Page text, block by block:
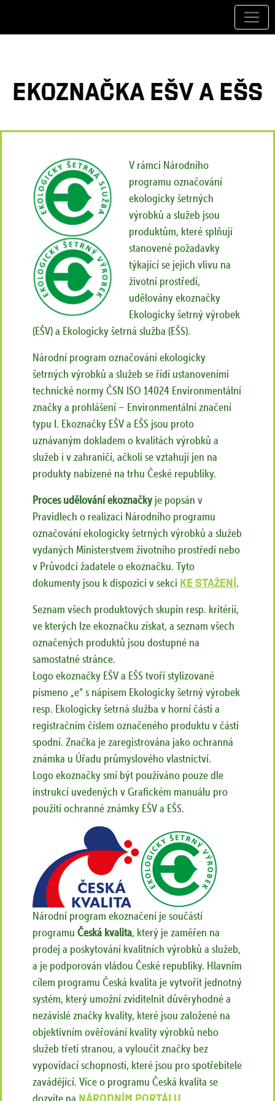
Ekoznačka EŠV a EŠS
V rámci Národního
programu označování
ekologicky šetrných
výrobků a služeb jsou
produktům, které splňují
stanovené požadavky
týkající se jejich vlivu na
životní prostředí,
udělovány ekoznačky
Ekologicky šetrný výrobek
(EŠV) a Ekologicky šetrná služba (EŠS).
Národní program označování ekologicky
šetrných výrobků a služeb se řídí ustanoveními
technické normy ČSN ISO 14024 Environmentální
značky a prohlášení – Environmentální značení
typu I. Ekoznačky EŠV a EŠS jsou proto
uznávaným dokladem o kvalitách výrobků a
služeb i v zahraničí, ačkoli se vztahují jen na
produkty nabízené na trhu České republiky.
Proces udělování ekoznačkyje popsán v
Pravidlech o realizaci Národního programu
označování ekologicky šetrných výrobků a služeb
vydaných Ministerstvem životního prostředí nebo
v Průvodci žadatele o ekoznačku. Tyto
dokumenty jsou k dispozici v sekci Ke stažení.
Seznam všech produktových skupin resp. kritérií,
ve kterých lze ekoznačku získat, a seznam všech
označených produktů jsou dostupné na
samostatné stránce.
Logo ekoznačky EŠV a EŠS tvoří stylizované
písmeno „e“ s nápisem Ekologicky šetrný výrobek
resp. Ekologicky šetrná služba v horní části a
registračním číslem označeného produktu v části
spodní. Značka je zaregistrována jako ochranná
známka u Úřadu průmyslového vlastnictví.
Logo ekoznačky smí být používáno pouze dle
instrukcí uvedených v Grafickém manuálu pro
použití ochranné známky EŠV a EŠS.
Národní program ekoznačení je součástí
programu Česká kvalita, který je zaměřen na
prodej a poskytování kvalitních výrobků a služeb,
a je podporován vládou České republiky. Hlavním
cílem programu Česká kvalita je vytvořit jednotný
systém, který umožní zviditelnit důvěryhodné a
nezávislé značky kvality, které jsou založené na
objektivním ověřování kvality výrobků nebo
služeb třetí stranou, a vyloučit značky bez
vypovídací schopnosti, které jsou pro spotřebitele
zavádějící. Více o programu Česká kvalita se
dozvíte na Národním portálu